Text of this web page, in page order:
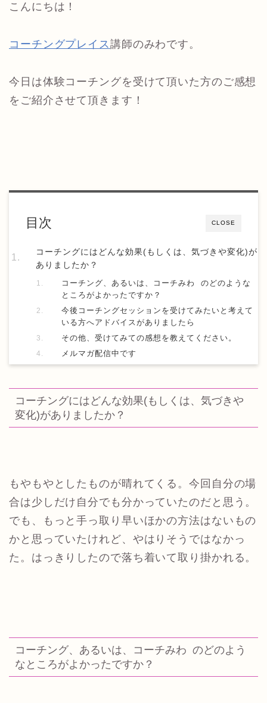
こんにちは！
コーチングプレイス講師のみわです。
今日は体験コーチングを受けて頂いた方のご感想
をご紹介させて頂きます！
CLOSE
目次
コーチングにはどんな効果(もしくは、気づきや変化)が
ありましたか？
コーチング、あるいは、コーチみわ のどのような
ところがよかったですか？
今後コーチングセッションを受けてみたいと考えて
いる方へアドバイスがありましたら
その他、受けてみての感想を教えてください。
メルマガ配信中です
コーチングにはどんな効果(もしくは、気づきや
変化)がありましたか？
もやもやとしたものが晴れてくる。今回自分の場
合は少しだけ自分でも分かっていたのだと思う。
でも、もっと手っ取り早いほかの方法はないもの
かと思っていたけれど、やはりそうではなかっ
た。はっきりしたので落ち着いて取り掛かれる。
コーチング、あるいは、コーチみわ のどのよう
なところがよかったですか？